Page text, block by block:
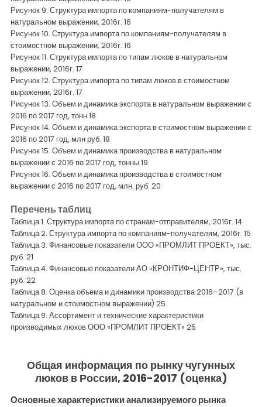
Рисунок 9. Структура импорта по компаниям-получателям в
натуральном выражении, 2016г. 16
Рисунок 10. Структура импорта по компаниям-получателям в
стоимостном выражении, 2016г. 16
Рисунок 11. Структура импорта по типам люков в натуральном
выражении, 2016г. 17
Рисунок 12. Структура импорта по типам люков в стоимостном
выражении, 2016г. 17
Рисунок 13. Объем и динамика экспорта в натуральном выражении с
2016 по 2017 год, тонн 18
Рисунок 14. Объем и динамика экспорта в стоимостном выражении с
2016 по 2017 год, млн руб. 18
Рисунок 15. Объем и динамика производства в натуральном
выражении с 2016 по 2017 год, тонны 19
Рисунок 16. Объем и динамика производства в стоимостном
выражении с 2016 по 2017 год, млн. руб. 20
Перечень таблиц
Таблица 1. Структура импорта по странам-отправителям, 2016г. 14
Таблица 2. Структура импорта по компаниям-получателям, 2016г. 15
Таблица 3. Финансовые показатели ООО «ПРОМЛИТ ПРОЕКТ», тыс.
руб. 21
Таблица 4. Финансовые показатели АО «КРОНТИФ-ЦЕНТР», тыс.
руб. 22
Таблица 8. Оценка объема и динамики производства 2016–2017 (в
натуральном и стоимостном выражении) 25
Таблица 9. Ассортимент и технические характеристики
производимых люков ООО «ПРОМЛИТ ПРОЕКТ» 25
Общая информация по рынку чугунных
люков в России, 2016-2017 (оценка)
Основные характеристики анализируемого рынка